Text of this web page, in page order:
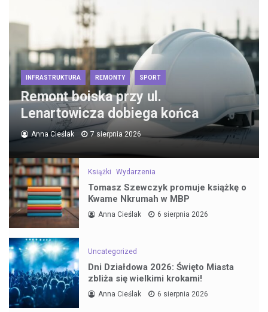
INFRASTRUKTURA REMONTY SPORT
Remont boiska przy ul.
Lenartowicza dobiega końca
Anna Cieślak 7 sierpnia 2026
Książki Wydarzenia
Tomasz Szewczyk promuje książkę o
Kwame Nkrumah w MBP
Anna Cieślak 6 sierpnia 2026
Uncategorized
Dni Działdowa 2026: Święto Miasta
zbliża się wielkimi krokami!
Anna Cieślak 6 sierpnia 2026